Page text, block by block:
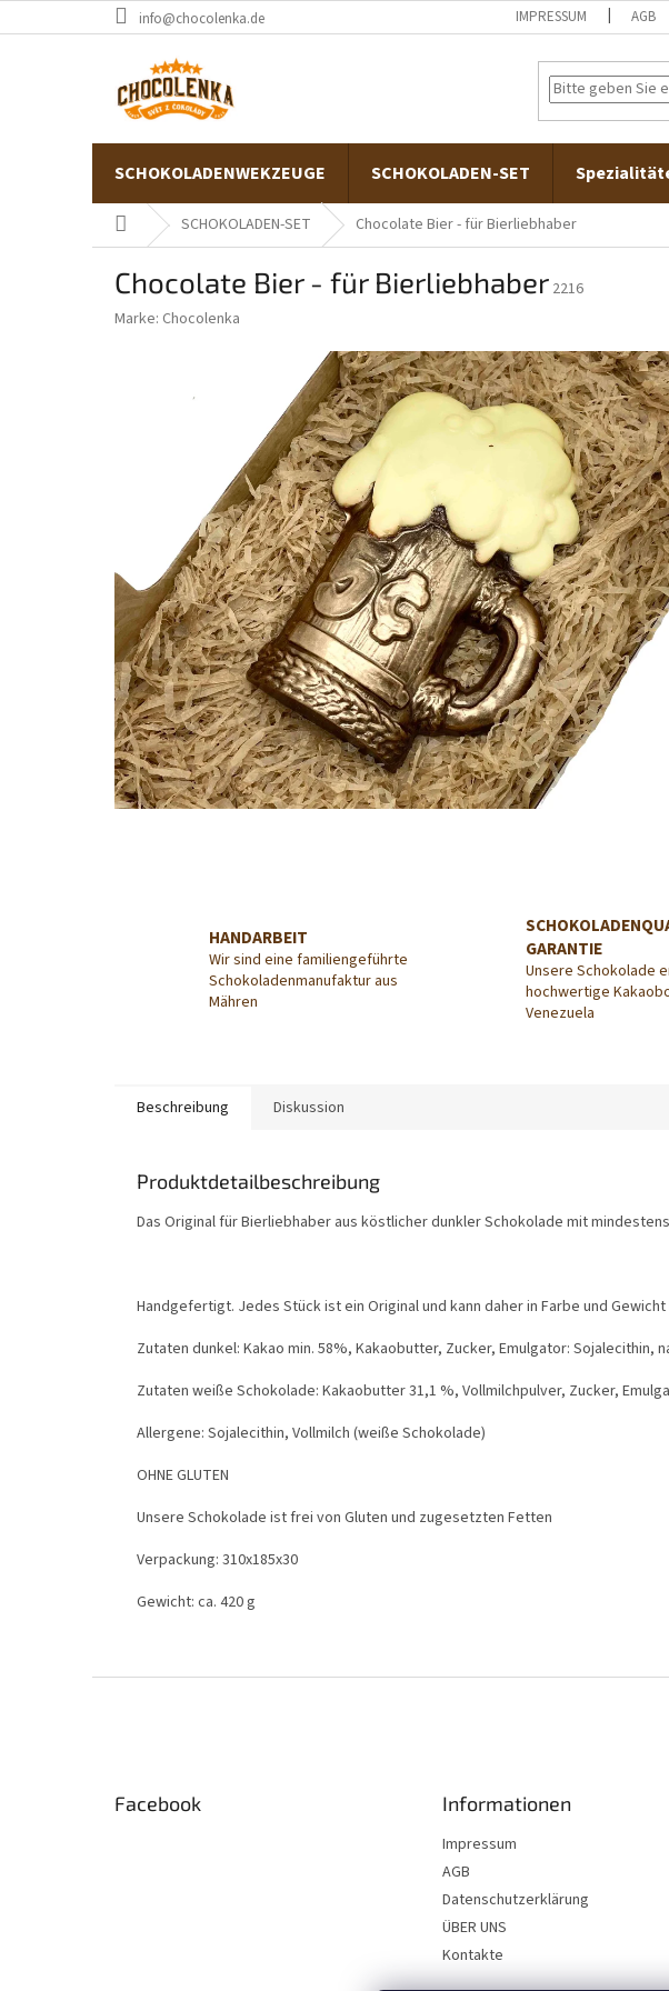
Inhalt
info@chocolenka.de IMPRESSUM AGB
SCHOKOLADENWEKZEUGE SCHOKOLADEN-SET
StartseiteSCHOKOLADEN-SET Chocolate Bier - für Bierliebhaber
Chocolate Bier - für Bierliebhaber 2216
Marke: Chocolenka
HANDARBEIT
Wir sind eine familiengeführte
Schokoladenmanufaktur aus
Mähren
GARANTIE
Unsere Schokolade
hochwertige
Venezuela
Beschreibung Diskussion
Produktdetailbeschreibung
Das Original für Bierliebhaber aus köstlicher dunkler Schokolade mit
Handgefertigt. Jedes Stück ist ein Original und kann daher in Farbe und
Zutaten dunkel: Kakao min. 58%, Kakaobutter, Zucker, Emulgator: Sojalecithin,
Zutaten weiße Schokolade: Kakaobutter 31,1 %, Vollmilchpulver, Zucker,
Allergene: Sojalecithin, Vollmilch (weiße Schokolade)
OHNE GLUTEN
Unsere Schokolade ist frei von Gluten und zugesetzten Fetten
Verpackung: 310x185x30
Gewicht: ca. 420 g
Facebook Informationen
Impressum
AGB
Datenschutzerklärung
ÜBER UNS
Kontakte